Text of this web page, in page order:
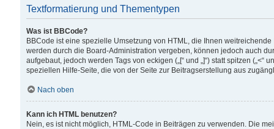
Textformatierung und Thementypen
Was ist BBCode?
BBCode ist eine spezielle Umsetzung von HTML, die Ihnen
werden durch die Board-Administration vergeben, können jedoch auch
aufgebaut, jedoch werden Tags von eckigen („[“ und „]“) statt spitzen
speziellen Hilfe-Seite, die von der Seite zur Beitragserstellung aus
Nach oben
Kann ich HTML benutzen?
Nein, es ist nicht möglich, HTML-Code in Beiträgen zu verwenden. Die